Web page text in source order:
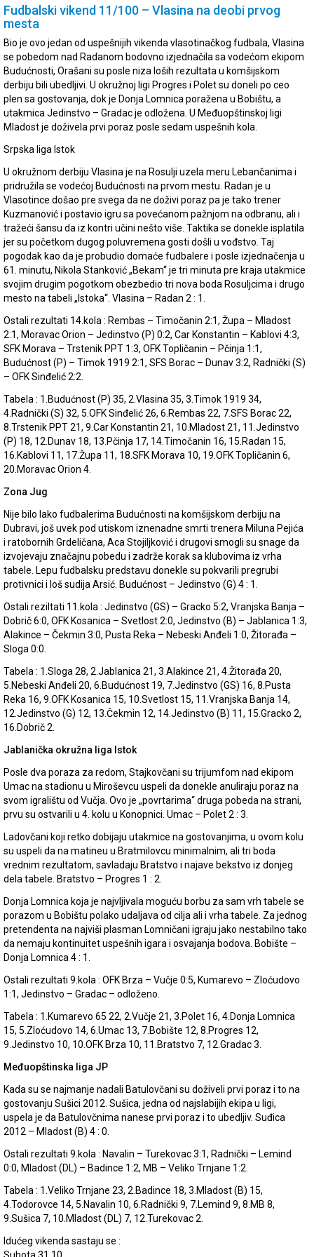
Fudbalski vikend 11/100 – Vlasina na deobi prvog
mesta
Bio je ovo jedan od uspešnijih vikenda vlasotinačkog fudbala, Vlasina
se pobedom nad Radanom bodovno izjednačila sa vodećom ekipom
Budućnosti, Orašani su posle niza loših rezultata u komšijskom
derbiju bili ubedljivi. U okružnoj ligi Progres i Polet su doneli po ceo
plen sa gostovanja, dok je Donja Lomnica poražena u Bobištu, a
utakmica Jedinstvo – Gradac je odložena. U Međuopštinskoj ligi
Mladost je doživela prvi poraz posle sedam uspešnih kola.
Srpska liga Istok
U okružnom derbiju Vlasina je na Rosulji uzela meru Lebančanima i
pridružila se vodećoj Budućnosti na prvom mestu. Radan je u
Vlasotince došao pre svega da ne doživi poraz pa je tako trener
Kuzmanović i postavio igru sa povećanom pažnjom na odbranu, ali i
tražeći šansu da iz kontri učini nešto više. Taktika se donekle isplatila
jer su početkom dugog poluvremena gosti došli u vođstvo. Taj
pogodak kao da je probudio domaće fudbalere i posle izjednačenja u
61. minutu, Nikola Stanković „Bekam“ je tri minuta pre kraja utakmice
svojim drugim pogotkom obezbedio tri nova boda Rosuljcima i drugo
mesto na tabeli „Istoka“. Vlasina – Radan 2 : 1.
Ostali rezultati 14.kola : Rembas – Timočanin 2:1, Župa – Mladost
2:1, Moravac Orion – Jedinstvo (P) 0:2, Car Konstantin – Kablovi 4:3,
SFK Morava – Trstenik PPT 1:3, OFK Topličanin – Pčinja 1:1,
Budućnost (P) – Timok 1919 2:1, SFS Borac – Dunav 3:2, Radnički (S)
– OFK Sinđelić 2:2.
Tabela : 1.Budućnost (P) 35, 2.Vlasina 35, 3.Timok 1919 34,
4.Radnički (S) 32, 5.OFK Sinđelić 26, 6.Rembas 22, 7.SFS Borac 22,
8.Trstenik PPT 21, 9.Car Konstantin 21, 10.Mladost 21, 11.Jedinstvo
(P) 18, 12.Dunav 18, 13.Pčinja 17, 14.Timočanin 16, 15.Radan 15,
16.Kablovi 11, 17.Župa 11, 18.SFK Morava 10, 19.OFK Topličanin 6,
20.Moravac Orion 4.
Zona Jug
Nije bilo lako fudbalerima Budućnosti na komšijskom derbiju na
Dubravi, još uvek pod utiskom iznenadne smrti trenera Miluna Pejića
i ratobornih Grdeličana, Aca Stojiljković i drugovi smogli su snage da
izvojevaju značajnu pobedu i zadrže korak sa klubovima iz vrha
tabele. Lepu fudbalsku predstavu donekle su pokvarili pregrubi
protivnici i loš sudija Arsić. Budućnost – Jedinstvo (G) 4 : 1.
Ostali reziltati 11.kola : Jedinstvo (GS) – Gracko 5:2, Vranjska Banja –
Dobrič 6:0, OFK Kosanica – Svetlost 2:0, Jedinstvo (B) – Jablanica 1:3,
Alakince – Čekmin 3:0, Pusta Reka – Nebeski Anđeli 1:0, Žitorađa –
Sloga 0:0.
Tabela : 1.Sloga 28, 2.Jablanica 21, 3.Alakince 21, 4.Žitorađa 20,
5.Nebeski Anđeli 20, 6.Budućnost 19, 7.Jedinstvo (GS) 16, 8.Pusta
Reka 16, 9.OFK Kosanica 15, 10.Svetlost 15, 11.Vranjska Banja 14,
12.Jedinstvo (G) 12, 13.Čekmin 12, 14.Jedinstvo (B) 11, 15.Gracko 2,
16.Dobrič 2.
Jablanička okružna liga Istok
Posle dva poraza za redom, Stajkovčani su trijumfom nad ekipom
Umac na stadionu u Miroševcu uspeli da donekle anuliraju poraz na
svom igralištu od Vučja. Ovo je „povrtarima“ druga pobeda na strani,
prvu su ostvarili u 4. kolu u Konopnici. Umac – Polet 2 : 3.
Ladovčani koji retko dobijaju utakmice na gostovanjima, u ovom kolu
su uspeli da na matineu u Bratmilovcu minimalnim, ali tri boda
vrednim rezultatom, savladaju Bratstvo i najave bekstvo iz donjeg
dela tabele. Bratstvo – Progres 1 : 2.
Donja Lomnica koja je najvljivala moguću borbu za sam vrh tabele se
porazom u Bobištu polako udaljava od cilja ali i vrha tabele. Za jednog
pretendenta na najviši plasman Lomničani igraju jako nestabilno tako
da nemaju kontinuitet uspešnih igara i osvajanja bodova. Bobište –
Donja Lomnica 4 : 1.
Ostali rezultati 9.kola : OFK Brza – Vučje 0:5, Kumarevo – Zloćudovo
1:1, Jedinstvo – Gradac – odloženo.
Tabela : 1.Kumarevo 65 22, 2.Vučje 21, 3.Polet 16, 4.Donja Lomnica
15, 5.Zloćudovo 14, 6.Umac 13, 7.Bobište 12, 8.Progres 12,
9.Jedinstvo 10, 10.OFK Brza 10, 11.Bratstvo 7, 12.Gradac 3.
Međuopštinska liga JP
Kada su se najmanje nadali Batulovčani su doživeli prvi poraz i to na
gostovanju Sušici 2012. Sušica, jedna od najslabijih ekipa u ligi,
uspela je da Batulovčnima nanese prvi poraz i to ubedljiv. Suđica
2012 – Mladost (B) 4 : 0.
Ostali rezultati 9.kola : Navalin – Turekovac 3:1, Radnički – Lemind
0:0, Mladost (DL) – Badince 1:2, MB – Veliko Trnjane 1:2.
Tabela : 1.Veliko Trnjane 23, 2.Badince 18, 3.Mladost (B) 15,
4.Todorovce 14, 5.Navalin 10, 6.Radnički 9, 7.Lemind 9, 8.MB 8,
9.Sušica 7, 10.Mladost (DL) 7, 12.Turekovac 2.
Idućeg vikenda sastaju se :